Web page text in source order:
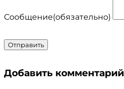
Сообщение(обязательно)
Отправить
Добавить комментарий